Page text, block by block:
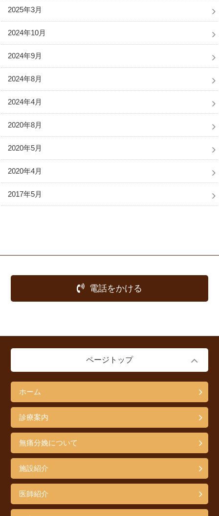
2025年3月
2024年10月
2024年9月
2024年8月
2024年4月
2020年8月
2020年5月
2020年4月
2017年5月
電話をかける
ページトップ
ホーム
診療案内
無痛分娩について
施設紹介
医師紹介